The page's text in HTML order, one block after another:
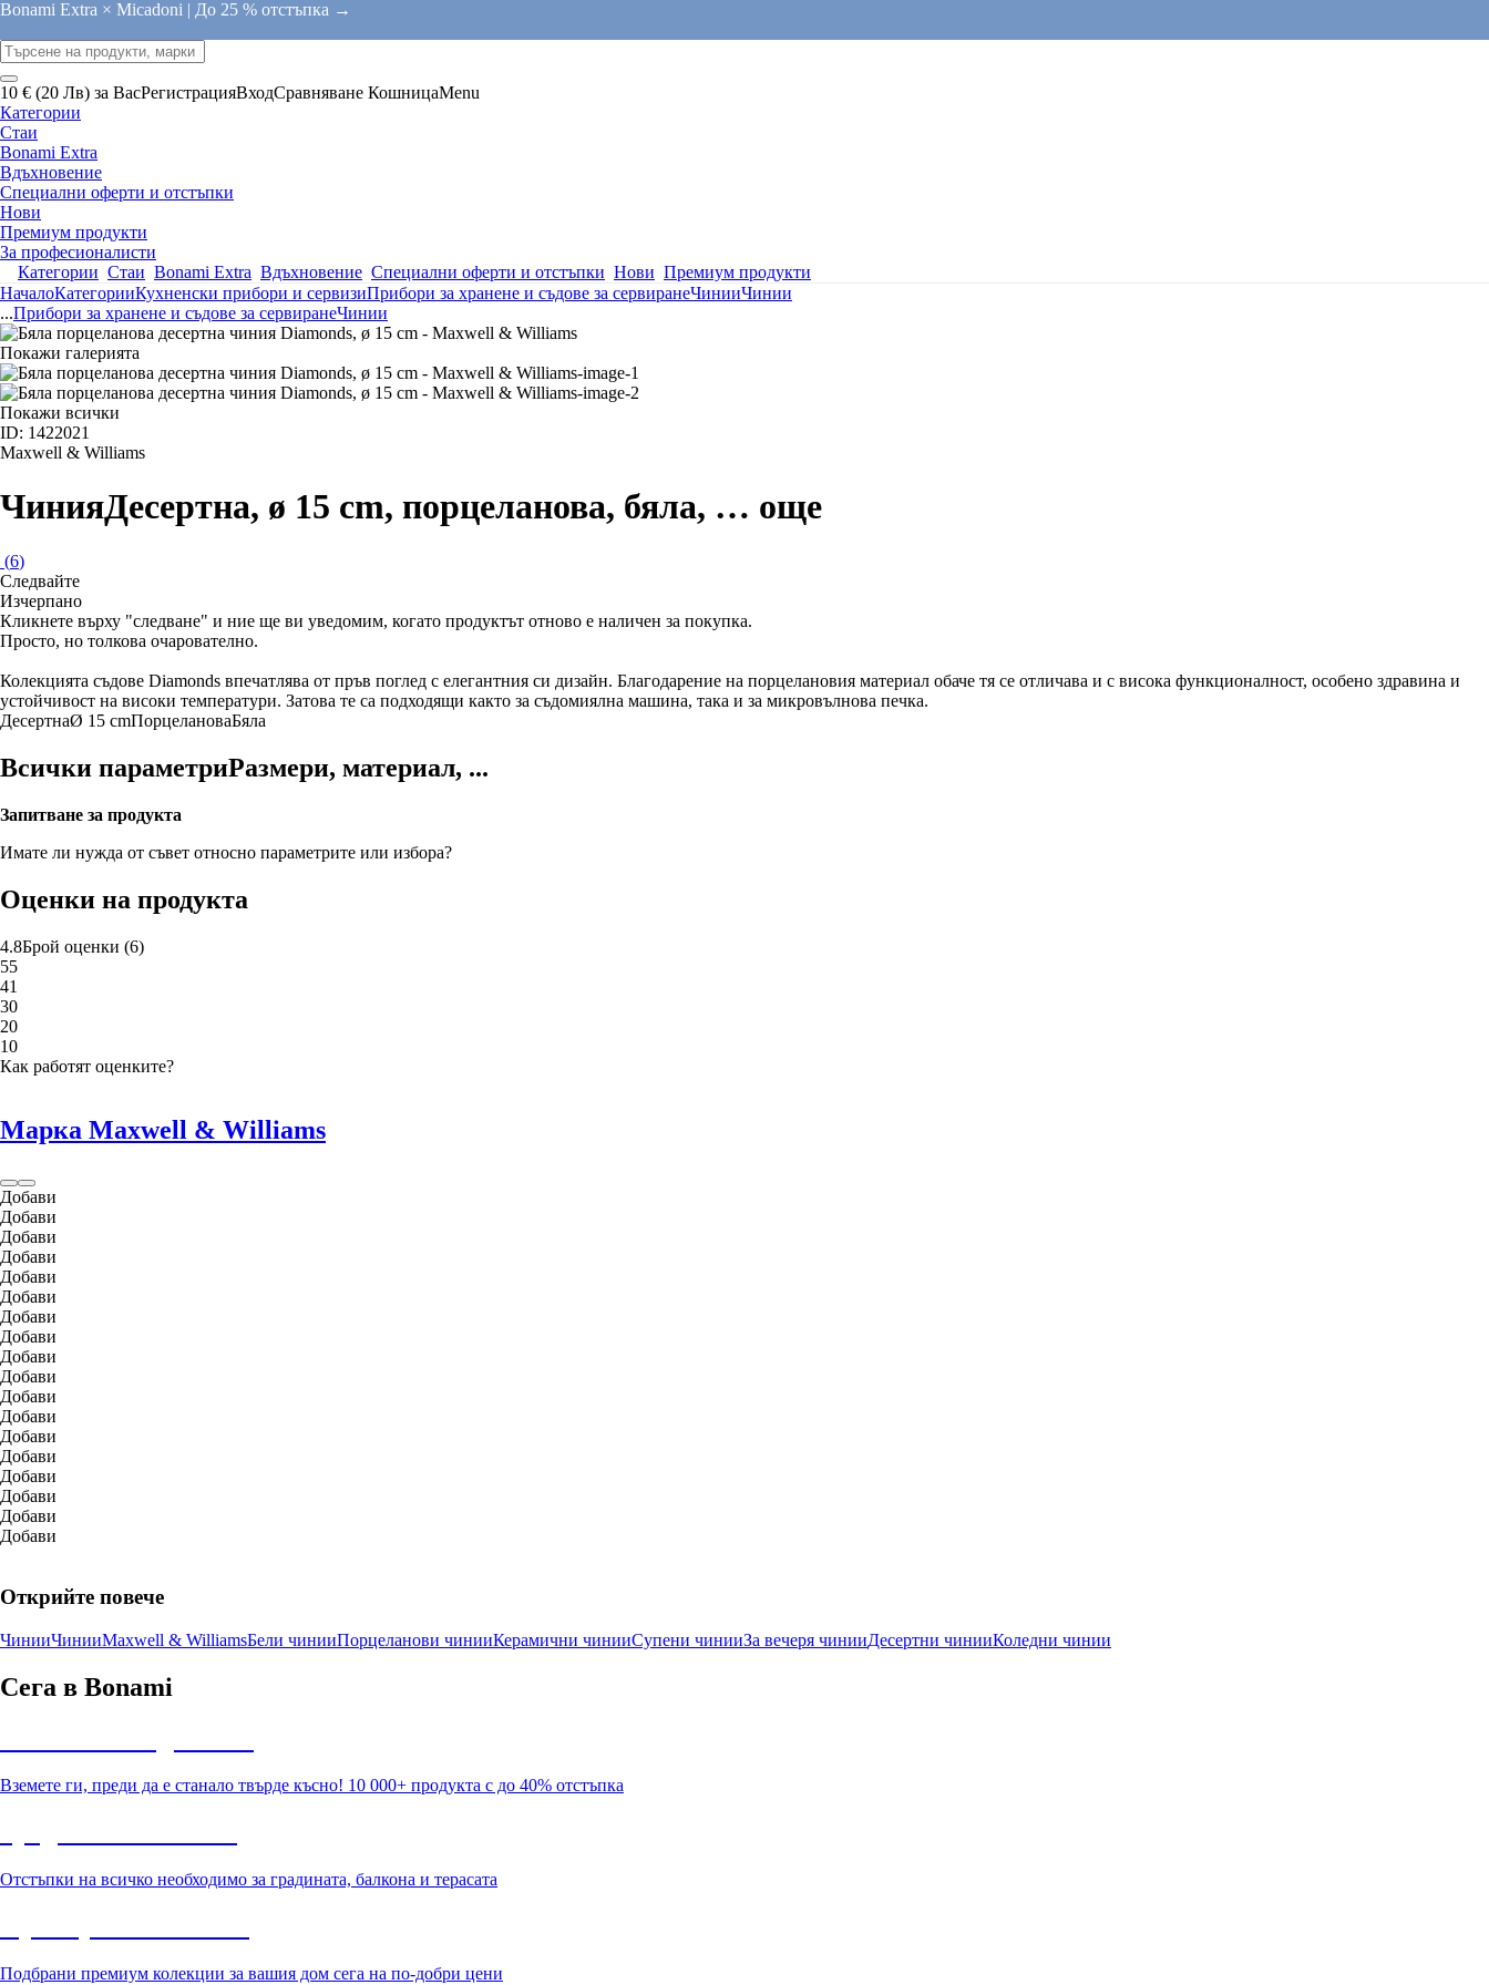
Bonami Extra × Micadoni | До 25 % отстъпка →
10 € (20 Лв) за ВасРегистрацияВходСравняване КошницаMenu
Категории
Стаи
Bonami Extra
Вдъхновение
Специални оферти и отстъпки
Нови
Премиум продукти
За професионалисти
Категории Стаи Bonami Extra Вдъхновение Специални оферти и отстъпки Нови Премиум продукти
НачалоКатегорииКухненски прибори и сервизиПрибори за хранене и съдове за сервиранеЧинииЧинии
...Прибори за хранене и съдове за сервиранеЧинии
Покажи галерията
Покажи всички
ID: 1422021
Maxwell & Williams
ЧинияДесертна, ø 15 cm, порцеланова, бяла, … още
(6)
Следвайте
Изчерпанo
Кликнете върху "следване" и ние ще ви уведомим, когато продуктът отново е наличен за покупка.
Просто, но толкова очарователно.
Колекцията съдове Diamonds впечатлява от пръв поглед с елегантния си дизайн. Благодарение на порцелановия материал обаче тя се отличава и с висока функционалност, особено здравина и
устойчивост на високи температури. Затова те са подходящи както за съдомиялна машина, така и за микровълнова печка.
ДесертнаØ 15 cmПорцелановаБяла
Всички параметриРазмери, материал, ...
Запитване за продукта
Имате ли нужда от съвет относно параметрите или избора?
Оценки на продукта
4.8Брой оценки (6)
55
41
30
20
10
Как работят оценките?
Марка Maxwell & Williams
Добави
Добави
Добави
Добави
Добави
Добави
Добави
Добави
Добави
Добави
Добави
Добави
Добави
Добави
Добави
Добави
Добави
Добави
Открийте повече
ЧинииЧинииMaxwell & WilliamsБели чинииПорцеланови чинииКерамични чинииСупени чинииЗа вечеря чинииДесертни чинииКоледни чинии
Сега в Bonami
Вземете ги, преди да е станало твърде късно! 10 000+ продукта с до 40% отстъпка
Отстъпки на всичко необходимо за градината, балкона и терасата
Подбрани премиум колекции за вашия дом сега на по-добри цени